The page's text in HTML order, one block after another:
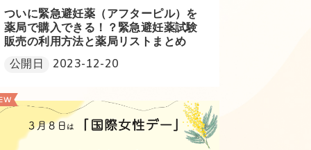
ついに緊急避妊薬（アフターピル）を
薬局で購入できる！？緊急避妊薬試験
販売の利用方法と薬局リストまとめ
公開日
2023-12-20